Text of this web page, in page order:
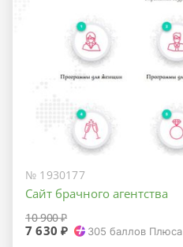
№ 1930177
Сайт брачного агентства
10 900 ₽
7 630 ₽ 305 баллов Плюса